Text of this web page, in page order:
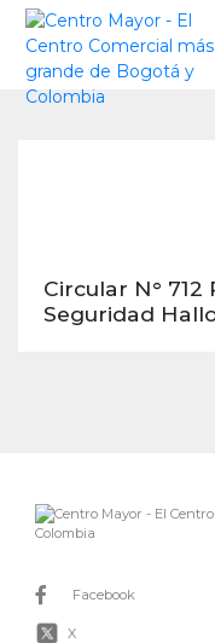
Skip
Circular N°
Seguridad
Facebook
X